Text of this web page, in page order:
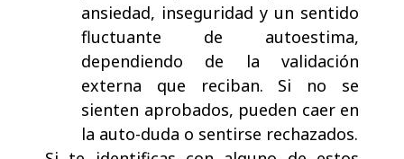
ansiedad, inseguridad y un sentido
fluctuante de autoestima,
dependiendo de la validación
externa que reciban. Si no se
sienten aprobados, pueden caer en
la auto-duda o sentirse rechazados.